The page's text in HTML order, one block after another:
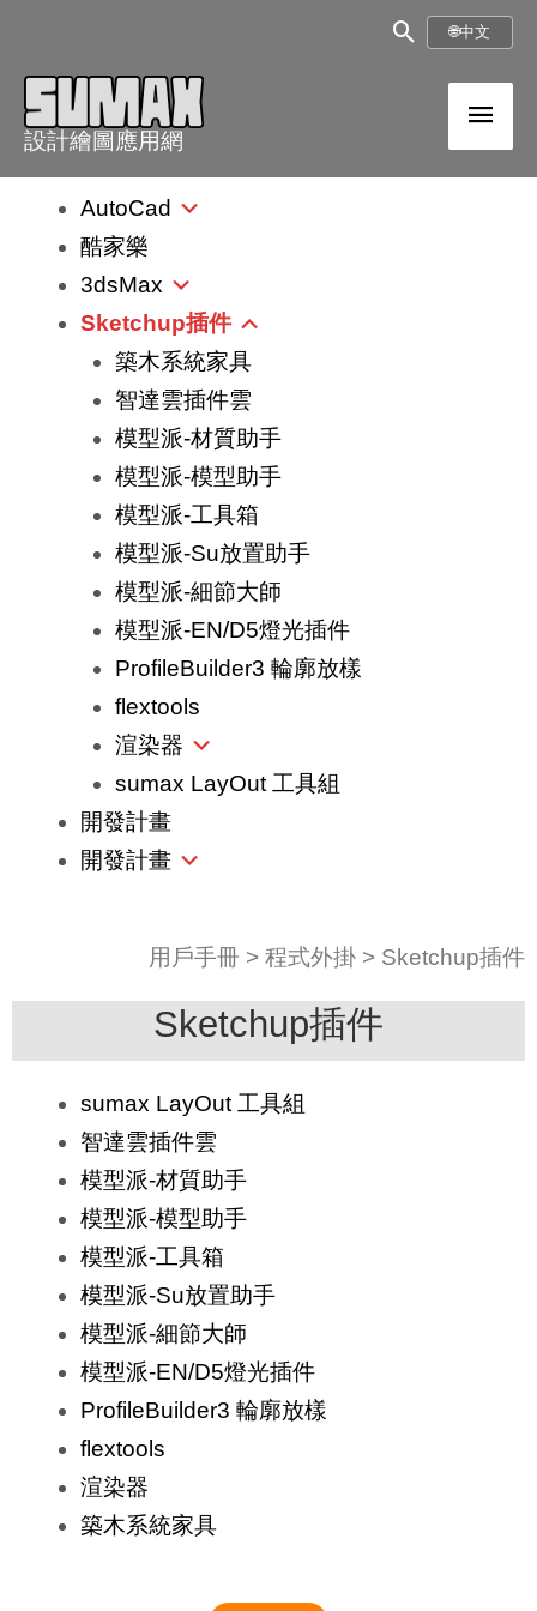
搜
🌐中文
設計繪圖應用網
主
選
AutoCad
酷家樂
3dsMax
Sketchup插件
築木系統家具
智達雲插件雲
模型派-材質助手
模型派-模型助手
模型派-工具箱
模型派-Su放置助手
模型派-細節大師
模型派-EN/D5燈光插件
ProfileBuilder3 輪廓放樣
flextools
渲染器
sumax LayOut 工具組
開發計畫
開發計畫
用戶手冊 > 程式外掛 > Sketchup插件
Sketchup插件
sumax LayOut 工具組
智達雲插件雲
模型派-材質助手
模型派-模型助手
模型派-工具箱
模型派-Su放置助手
模型派-細節大師
模型派-EN/D5燈光插件
ProfileBuilder3 輪廓放樣
flextools
渲染器
築木系統家具